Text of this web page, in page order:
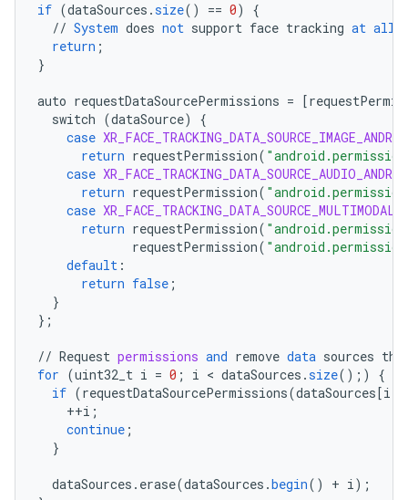
if (dataSources .size() == 0)
{
// System does not support face tracking at all
return ;
}
auto requestDataSourcePermissions = [
switch (dataSource)
{
case
return requestPermission(
case
return requestPermission(
case
return requestPermission(
requestPermission(
default :
return false ;
}
} ;
// Request permissions and remove data sources
for (uint32_t i = 0 ; i < dataSources .size();)
{
if (requestDataSourcePermissions(dataSources[i
++i ;
continue ;
}
dataSources . erase(dataSources .begin() + i);